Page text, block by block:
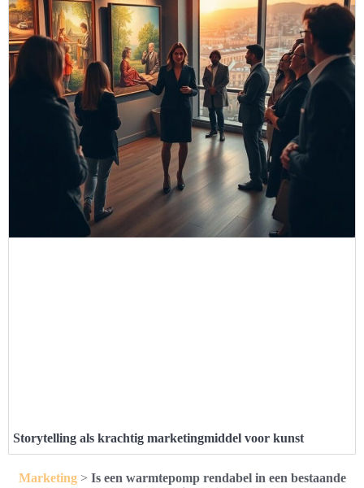
Storytelling als krachtig marketingmiddel voor kunst
Marketing> Is een warmtepomp rendabel in een bestaande